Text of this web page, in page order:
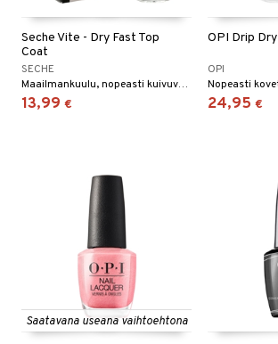
Seche Vite - Dry Fast Top
Coat
SECHE
Maailmankuulu, nopeasti kuivuva päällyslakka ammatimaiseen kynsien hoitoon!
13,99 €
OPI Drip Dry
OPI
24,95 €
Saatavana useana vaihtoehtona